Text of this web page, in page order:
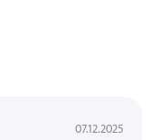
07.12.2025